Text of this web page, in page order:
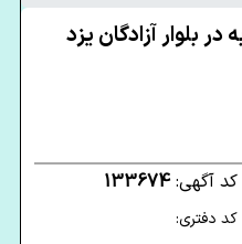
کد آگهی: 133674
کد دفتری: